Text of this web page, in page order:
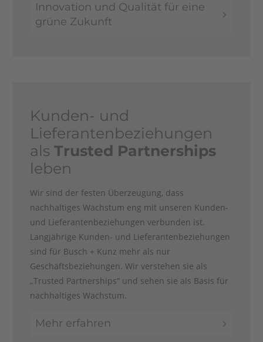
Innovation und Qualität für eine
grüne Zukunft
Kunden- und
Lieferantenbeziehungen
alsTrusted Partnerships
leben
Wir sind der festen Überzeugung, dass
nachhaltiges Wachstum eng mit unseren Kunden-
und Lieferantenbeziehungen verbunden ist.
Langjährige Kunden- und Lieferantenbeziehungen
sind für Busch + Kunz mehr als nur
Geschäftsbeziehungen. Wir verstehen sie als
„Trusted Partnerships“ und sehen sie als Basis für
nachhaltiges Wachstum.
Mehr erfahren